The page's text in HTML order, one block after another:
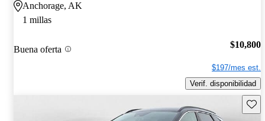
Anchorage, AK
1 millas
Buena oferta $10,800
$197/mes est.
Verif. disponibilidad